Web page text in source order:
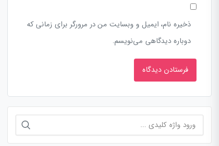
ذخیره نام، ایمیل و وبسایت من در مرورگر برای زمانی که
دوباره دیدگاهی می‌نویسم.
جستجو
برای: